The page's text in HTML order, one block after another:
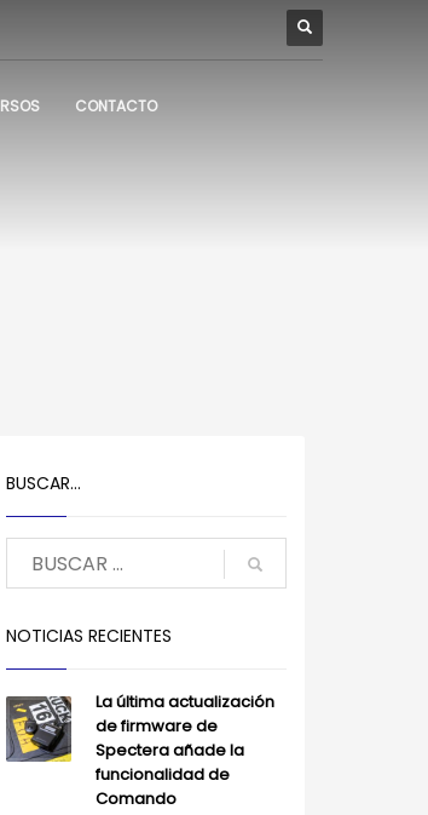
CONTACTO
BUSCAR…
NOTICIAS RECIENTES
La última actualización
de firmware de
Spectera añade la
funcionalidad de
Comando